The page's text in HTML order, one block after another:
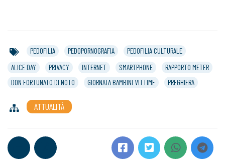
PEDOFILIA PEDOPORNOGRAFIA
PEDOFILIA CULTURALE
ALICE DAY
PRIVACY INTERNET SMARTPHONE
RAPPORTO METER
DON FORTUNATO DI NOTO
GIORNATA BAMBINI VITTIME PREGHIERA
ATTUALITÀ